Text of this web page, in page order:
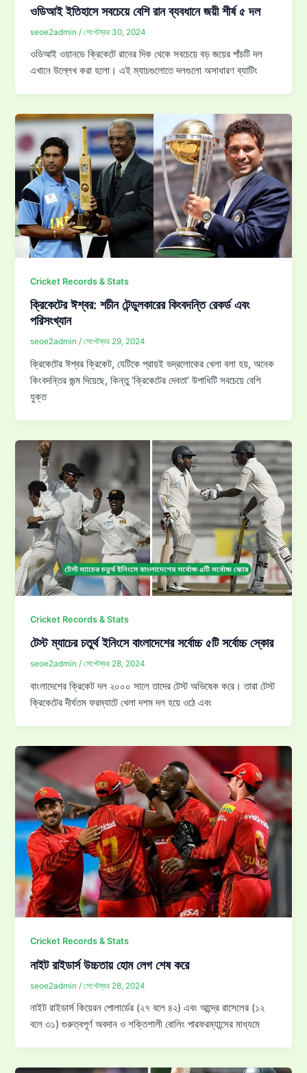
ওডিআই ইতিহাসে সবচেয়ে বেশি রান ব্যবধানে জয়ী শীর্ষ ৫ দল
seoe2admin /সেপ্টেম্বর 30, 2024
ওডিআই ওয়ানডে ক্রিকেটে রানের দিক থেকে সবচেয়ে বড় জয়ের পাঁচটি দল
এখানে উল্লেখ করা হলো। এই ম্যাচগুলোতে দলগুলো অসাধারণ ব্যাটিং
Cricket Records & Stats
ক্রিকেটের ঈশ্বর: শচীন টেন্ডুলকারের কিংবদন্তি রেকর্ড এবং
পরিসংখ্যান
seoe2admin/সেপ্টেম্বর 29, 2024
ক্রিকেটের ঈশ্বর ক্রিকেট, যেটিকে প্রায়ই ভদ্রলোকের খেলা বলা হয়, অনেক
কিংবদন্তির জন্ম দিয়েছে, কিন্তু ‘ক্রিকেটের দেবতা’ উপাধিটি সবচেয়ে বেশি
যুক্ত
Cricket Records & Stats
টেস্ট ম্যাচের চতুর্থ ইনিংসে বাংলাদেশের সর্বোচ্চ ৫টি সর্বোচ্চ স্কোর
seoe2admin/সেপ্টেম্বর 28, 2024
বাংলাদেশের ক্রিকেট দল ২০০০ সালে তাদের টেস্ট অভিষেক করে। তারা টেস্ট
ক্রিকেটের দীর্ঘতম ফরম্যাটে খেলা দশম দল হয়ে ওঠে এবং
Cricket Records & Stats
নাইট রাইডার্স উচ্চতায় হোম লেগ শেষ করে
seoe2admin /সেপ্টেম্বর 28, 2024
নাইট রাইডার্স কিয়েরন পোলার্ডের (২৭ বলে ৪২) এবং আন্দ্রে রাসেলের (১২
বলে ৩১) গুরুত্বপূর্ণ অবদান ও শক্তিশালী বোলিং পারফরম্যান্সের মাধ্যমে